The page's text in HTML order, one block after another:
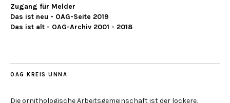
Zugang für Melder
Das ist neu - OAG-Seite 2019
Das ist alt - OAG-Archiv 2001 - 2018
OAG KREIS UNNA
Die ornithologische Arbeitsgemeinschaft ist der lockere,